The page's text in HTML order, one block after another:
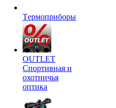
Tермоприборы
OUTLET
Спортивная и
охотничья
оптика